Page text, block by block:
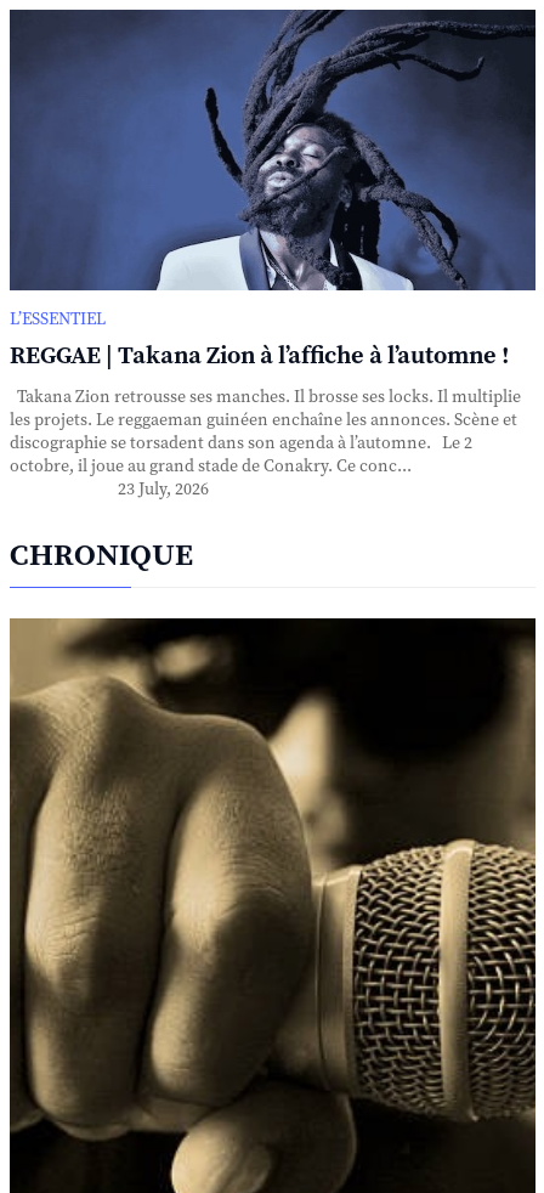
L’ESSENTIEL
REGGAE | Takana Zion à l’affiche à l’automne !
Takana Zion retrousse ses manches. Il brosse ses locks. Il multiplie
les projets. Le reggaeman guinéen enchaîne les annonces. Scène et
discographie se torsadent dans son agenda à l’automne. Le 2
octobre, il joue au grand stade de Conakry. Ce conc...
23 July, 2026
CHRONIQUE